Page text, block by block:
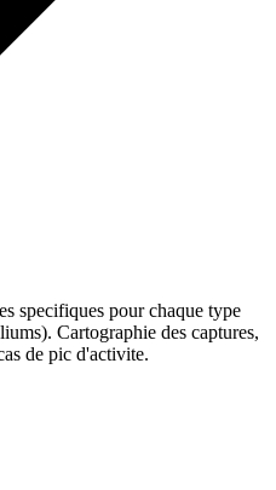
specifiques pour chaque type
Cartographie des captures,
de pic d'activite.